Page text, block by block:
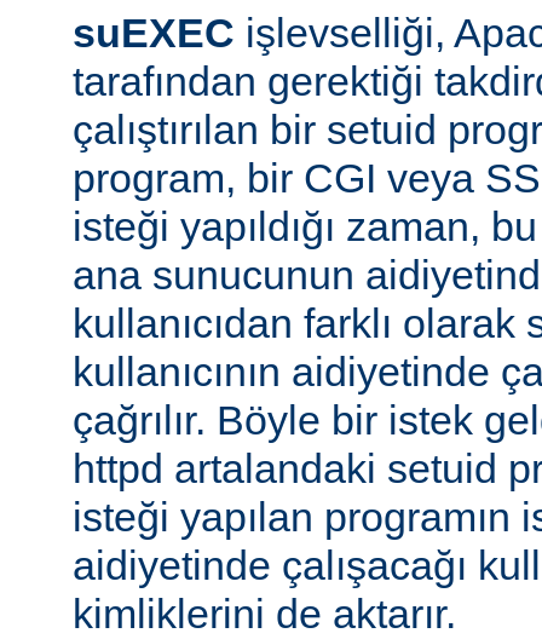
suEXEC işlevselliği,
tarafından gerektiği
çalıştırılan bir setuid
program, bir CGI veya
isteği yapıldığı zaman,
ana sunucunun
kullanıcıdan farklı olarak
kullanıcının aidiyetinde
çağrılır. Böyle bir istek
httpd artalandaki setuid
isteği yapılan programın
aidiyetinde çalışacağı
kimliklerini de aktarır.